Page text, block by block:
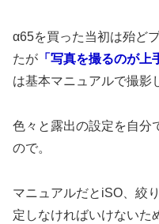
α65を買った当初は殆ど
たが 「写真を撮るのが上
は基本マニュアルで撮影
色々と露出の設定を自分
ので。
マニュアルだとiSO、絞
定しなければいけないた